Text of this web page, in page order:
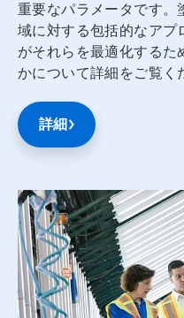
重要なパラメータです。
域に対する包括的なアプ
がそれらを最適化するた
かについて詳細をご覧く
詳細